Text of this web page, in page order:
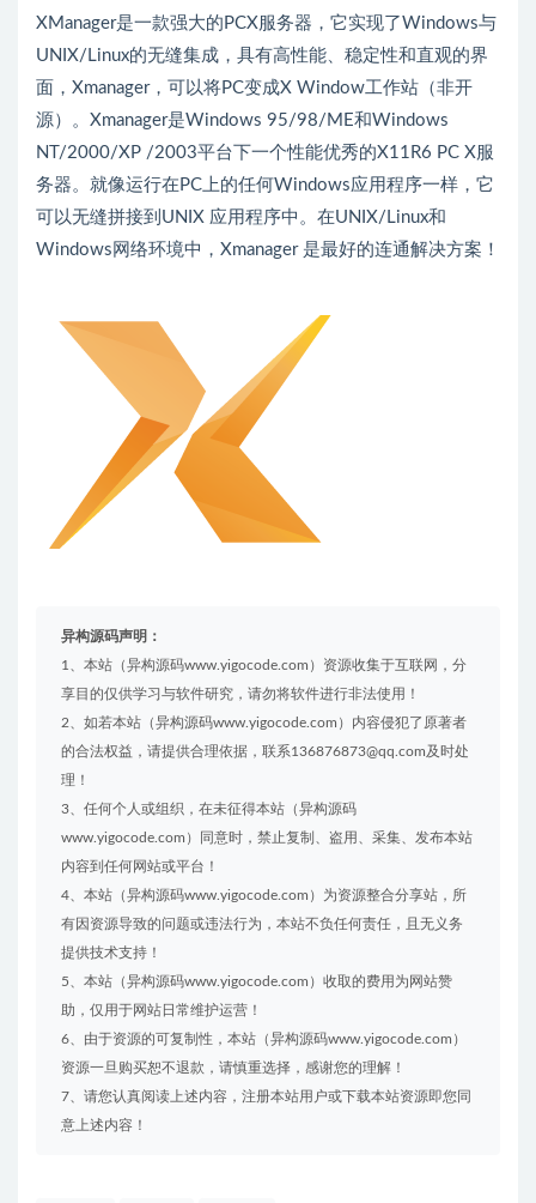
XManager是一款强大的PCX服务器，它实现了Windows与
UNIX/Linux的无缝集成，具有高性能、稳定性和直观的界
面，Xmanager，可以将PC变成X Window工作站（非开
源）。Xmanager是Windows 95/98/ME和Windows
NT/2000/XP /2003平台下一个性能优秀的X11R6 PC X服
务器。就像运行在PC上的任何Windows应用程序一样，它
可以无缝拼接到UNIX 应用程序中。在UNIX/Linux和
Windows网络环境中，Xmanager 是最好的连通解决方案！
异构源码声明：
1、本站（异构源码www.yigocode.com）资源收集于互联网，分
享目的仅供学习与软件研究，请勿将软件进行非法使用！
2、如若本站（异构源码www.yigocode.com）内容侵犯了原著者
的合法权益，请提供合理依据，联系136876873@qq.com及时处
理！
3、任何个人或组织，在未征得本站（异构源码
www.yigocode.com）同意时，禁止复制、盗用、采集、发布本站
内容到任何网站或平台！
4、本站（异构源码www.yigocode.com）为资源整合分享站，所
有因资源导致的问题或违法行为，本站不负任何责任，且无义务
提供技术支持！
5、本站（异构源码www.yigocode.com）收取的费用为网站赞
助，仅用于网站日常维护运营！
6、由于资源的可复制性，本站（异构源码www.yigocode.com）
资源一旦购买恕不退款，请慎重选择，感谢您的理解！
7、请您认真阅读上述内容，注册本站用户或下载本站资源即您同
意上述内容！